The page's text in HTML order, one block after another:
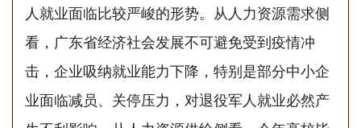
人就业面临比较严峻的形势。从人力资源需求侧
看，广东省经济社会发展不可避免受到疫情冲
击，企业吸纳就业能力下降，特别是部分中小企
业面临减员、关停压力，对退役军人就业必然产